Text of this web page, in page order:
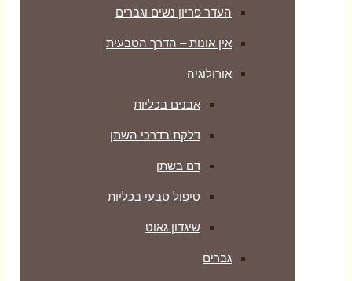
העדר פריון נשים וגברים
אין אונות – הדרך הטבעית
אורולוגיה
אבנים בכליות
דלקת בדרכי השתן
דם בשתן
טיפול טבעי בכליות
שיגדון גאוט
גברים